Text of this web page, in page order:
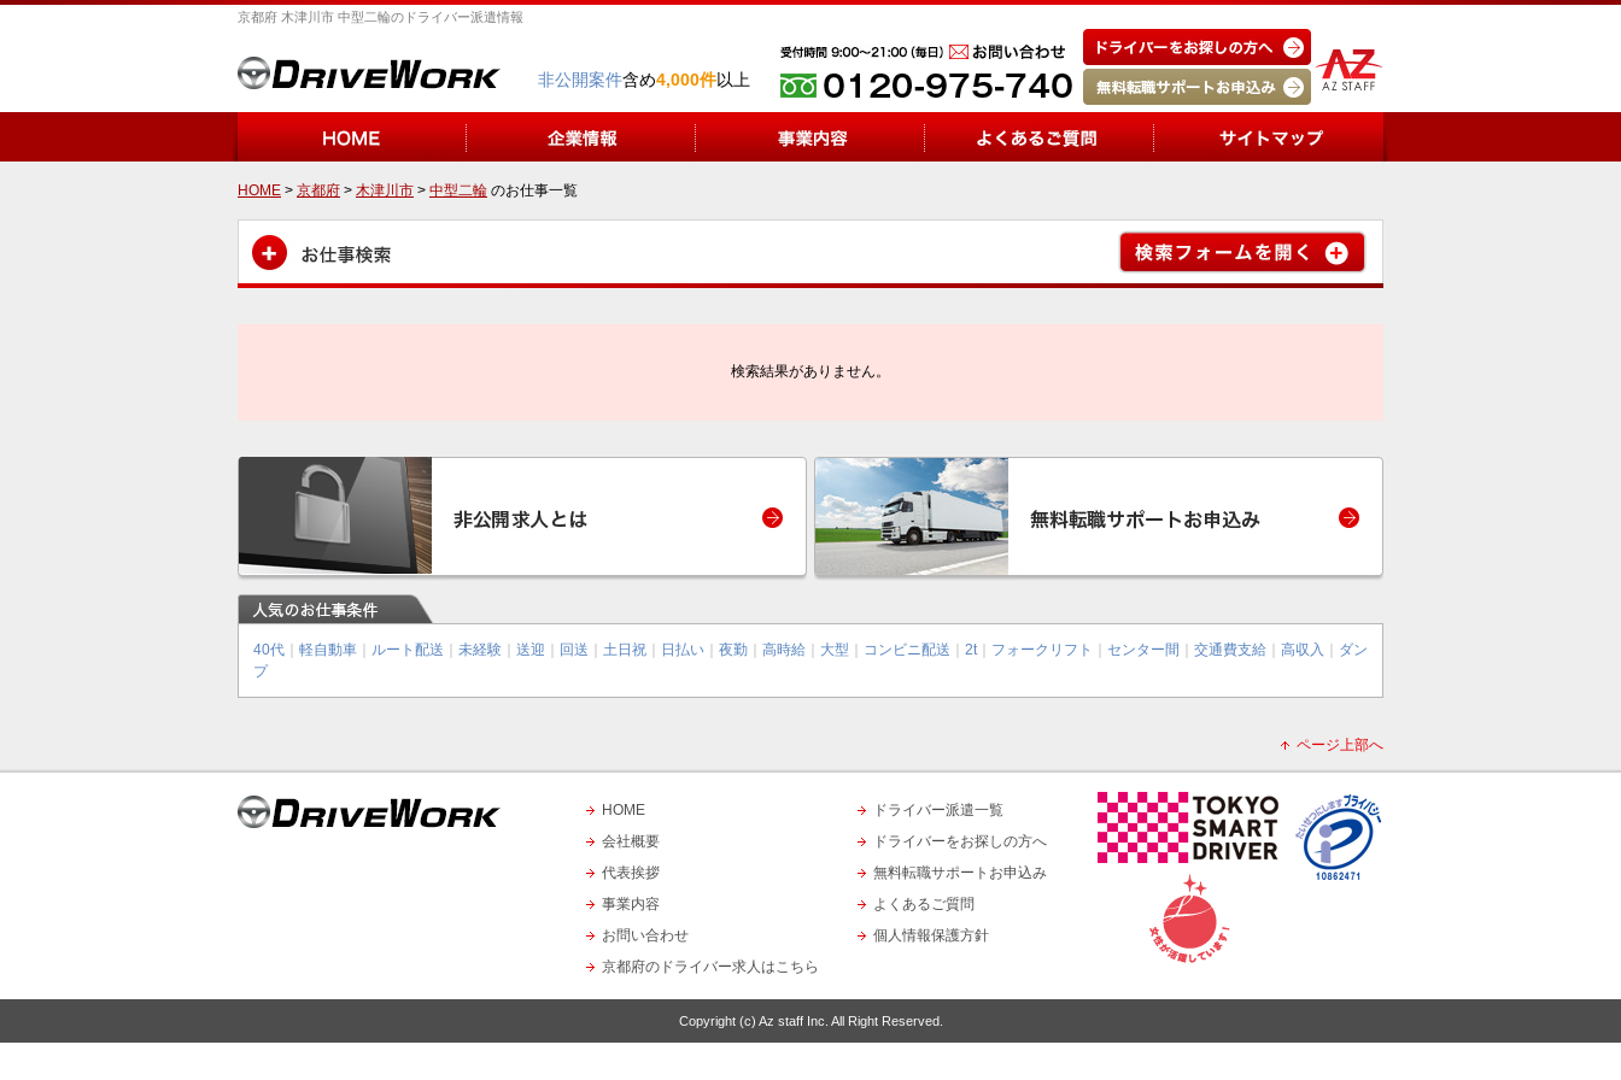
京都府 木津川市 中型二輪のドライバー派遣情報
非公開案件含め4,000件以上
HOME > 京都府 > 木津川市 > 中型二輪 のお仕事一覧
検索結果がありません。
40代 軽自動車 ルート配送 未経験 送迎 回送 土日祝 日払い 夜勤 高時給 大型 コンビニ配送 2t｜ フォークリフト センター間 交通費支給 高収入
ダン
プ
ページ上部へ
HOME
会社概要
代表挨拶
事業内容
お問い合わせ
京都府のドライバー求人はこちら
ドライバー派遣一覧
ドライバーをお探しの方へ
無料転職サポートお申込み
よくあるご質問
個人情報保護方針
Copyright (c) Az staff Inc. All Right Reserved.